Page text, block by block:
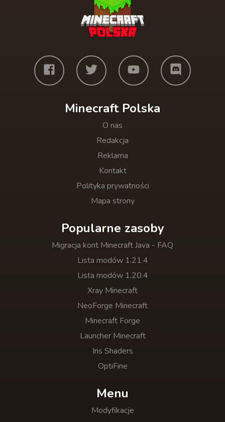
Minecraft Polska
O nas
Redakcja
Reklama
Kontakt
Polityka prywatności
Mapa strony
Popularne zasoby
Migracja kont Minecraft Java - FAQ
Lista modów 1.21.4
Lista modów 1.20.4
Xray Minecraft
NeoForge Minecraft
Minecraft Forge
Launcher Minecraft
Iris Shaders
OptiFine
Menu
Modyfikacje